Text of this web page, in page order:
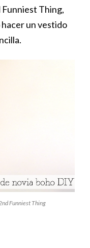
Funniest Thing,
un vestido
Funniest Thing